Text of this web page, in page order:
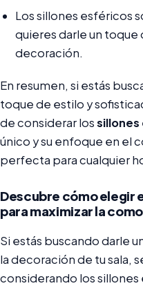
Los sillones esféricos
quieres darle un toque
decoración.
En resumen, si estás
toque de estilo y
de considerar los
único y su enfoque en el
perfecta para cualquier
Descubre cómo
para maximizar la
Si estás buscando darle
la decoración de tu sala,
considerando los